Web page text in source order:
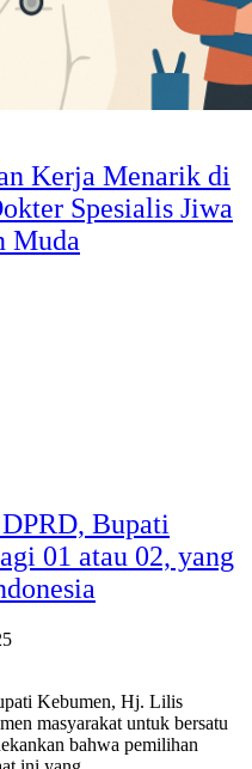
Kerja Menarik di
Spesialis Jiwa
Muda
Bupati
01 atau 02, yang
Kebumen, Hj. Lilis
masyarakat untuk bersatu
bahwa pemilihan